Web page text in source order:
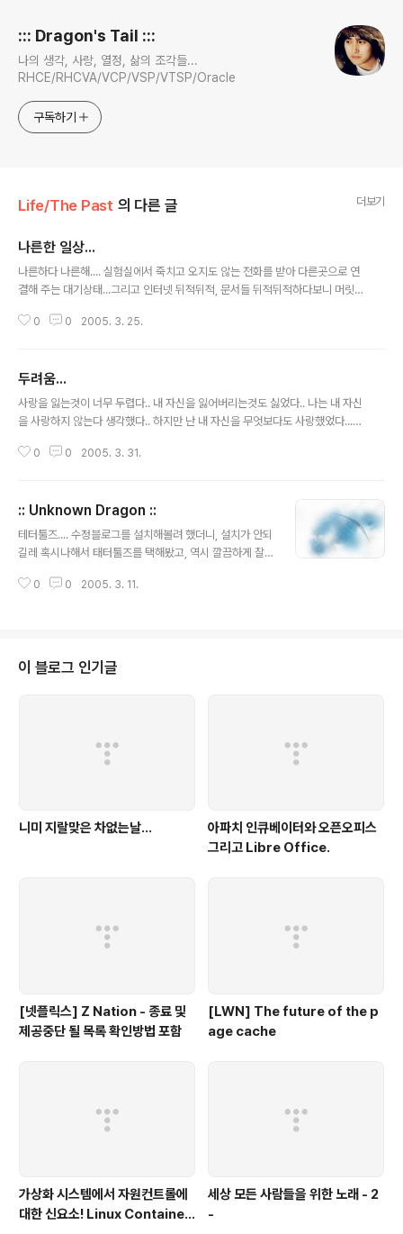
::: Dragon's Tail :::
나의 생각, 사랑, 열정, 삶의 조각들...
RHCE/RHCVA/VCP/VSP/VTSP/Oracle
구독하기
Life/The Past 의 다른 글 더보기
나른한 일상...
나른하다 나른해.... 실험실에서 죽치고 오지도 않는 전화를 받아 다른곳으로 연
결해 주는 대기상태...그리고 인터넷 뒤적뒤적, 문서들 뒤적뒤적하다보니 머릿
연락 부탁한다길레 대~~충 글좀 올려주고, 메일좀 보내놨더니만 전혀 연락이
을 끄는것이라곤, 일진회, K-1....두가지만 생각나는군.... 일진회 그게 그렇게 문
제인가...이미 다들 알고 있던거 아닌가... 어제 백분토론을 보면서 역시 방송용
을 위한 쑈라는 생각이 들었다.. 세상에 학생들의 일을 얘기하는것이면서 어째
0 0 2005. 3. 25.
두려움...
사랑을 잃는것이 너무 두렵다.. 내 자신을 잃어버리는것도 싫었다.. 나는 내 자신
을 사랑하지 않는다 생각했다.. 하지만 난 내 자신을 무엇보다도 사랑했었다...
림의 시간동안 내가 보일 모습과, 내가 할 행동들, 말들을 생각해보곤 하지만, 그
어도 뭐라 못할, 소중한 존재이기 때문이다....나 자신보다도 더....
0 0 2005. 3. 31.
:: Unknown Dragon ::
테터툴즈.... 수정블로그를 설치해볼려 했더니, 설치가 안되
길레 혹시나해서 태터툴즈를 택해봤고, 역시 깔끔하게 잘
이제 나의 보금자리가 될려나... 여기저기 있을곳과 갈곳을
0 0 2005. 3. 11.
이 블로그 인기글
니미 지랄맞은 차없는날...
아파치 인큐베이터와 오픈오피스
그리고 Libre Office.
[넷플릭스] Z Nation - 종료 및
제공중단 될 목록 확인방법 포함
[LWN] The future of the p
age cache
가상화 시스템에서 자원컨트롤에
대한 신요소! Linux Container
세상 모든 사람들을 위한 노래 - 2
-